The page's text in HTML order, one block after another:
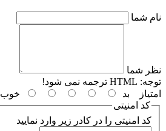
نام شما
نظر شما
توجه:
امتیاز
بد
خوب
کد امنیتی
کد امنیتی را در کادر زیر وارد نمایید